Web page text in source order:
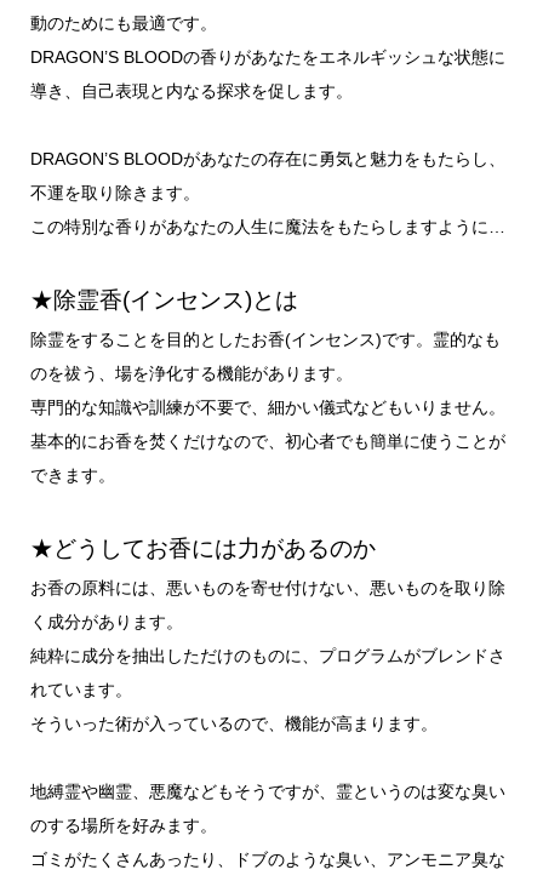
動のためにも最適です。
DRAGON’S BLOODの香りがあなたをエネルギッシュな状態に
導き、自己表現と内なる探求を促します。
DRAGON’S BLOODがあなたの存在に勇気と魅力をもたらし、
不運を取り除きます。
この特別な香りがあなたの人生に魔法をもたらしますように…
★除霊香(インセンス)とは
除霊をすることを目的としたお香(インセンス)です。霊的なも
のを祓う、場を浄化する機能があります。
専門的な知識や訓練が不要で、細かい儀式などもいりません。
基本的にお香を焚くだけなので、初心者でも簡単に使うことが
できます。
★どうしてお香には力があるのか
お香の原料には、悪いものを寄せ付けない、悪いものを取り除
く成分があります。
純粋に成分を抽出しただけのものに、プログラムがブレンドさ
れています。
そういった術が入っているので、機能が高まります。
地縛霊や幽霊、悪魔などもそうですが、霊というのは変な臭い
のする場所を好みます。
ゴミがたくさんあったり、ドブのような臭い、アンモニア臭な